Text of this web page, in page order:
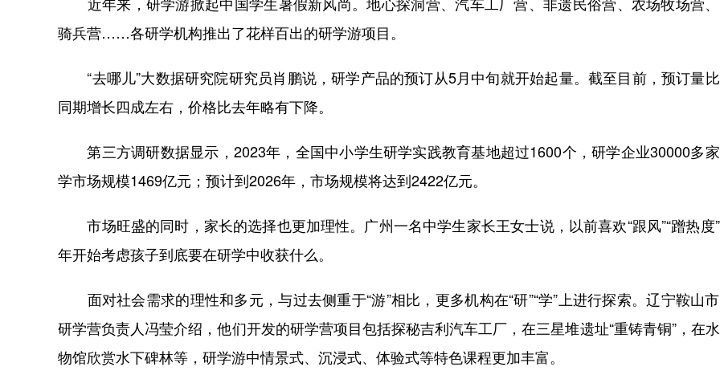
近年来，研学游掀起中国学生暑假新风尚。地心探洞营、汽车工厂营、非遗民俗营、农场牧场营
骑兵营……各研学机构推出了花样百出的研学游项目。
“去哪儿”大数据研究院研究员肖鹏说，研学产品的预订从5月中旬就开始起量。截至目前，预订量
同期增长四成左右，价格比去年略有下降。
第三方调研数据显示，2023年，全国中小学生研学实践教育基地超过1600个，研学企业30000多
学市场规模1469亿元；预计到2026年，市场规模将达到2422亿元。
市场旺盛的同时，家长的选择也更加理性。广州一名中学生家长王女士说，以前喜欢“跟风”“蹭热度
年开始考虑孩子到底要在研学中收获什么。
面对社会需求的理性和多元，与过去侧重于“游”相比，更多机构在“研”“学”上进行探索。辽宁鞍山
研学营负责人冯莹介绍，他们开发的研学营项目包括探秘吉利汽车工厂，在三星堆遗址“重铸青铜”，在
物馆欣赏水下碑林等，研学游中情景式、沉浸式、体验式等特色课程更加丰富。